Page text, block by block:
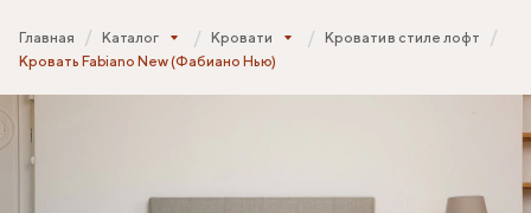
Главная Каталог Кровати
Кровати в стиле лофт
Кровать Fabiano New (Фабиано Нью)